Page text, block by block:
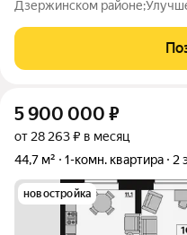
Дзержинском
Подвесные потолки.
Установлены современные
5 900 000 ₽
от 28 263 ₽ в месяц
44,7 м²
1-комн. квартира 2
новостройка